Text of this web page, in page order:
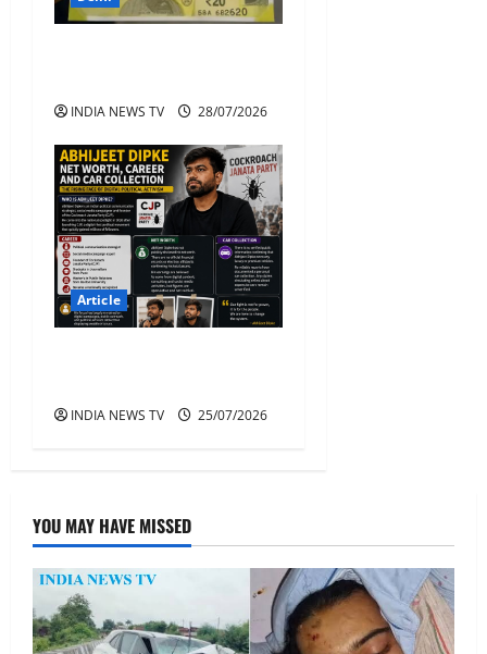
INDIA NEWS TV 28/07/2026
Article
INDIA NEWS TV 25/07/2026
YOU MAY HAVE MISSED